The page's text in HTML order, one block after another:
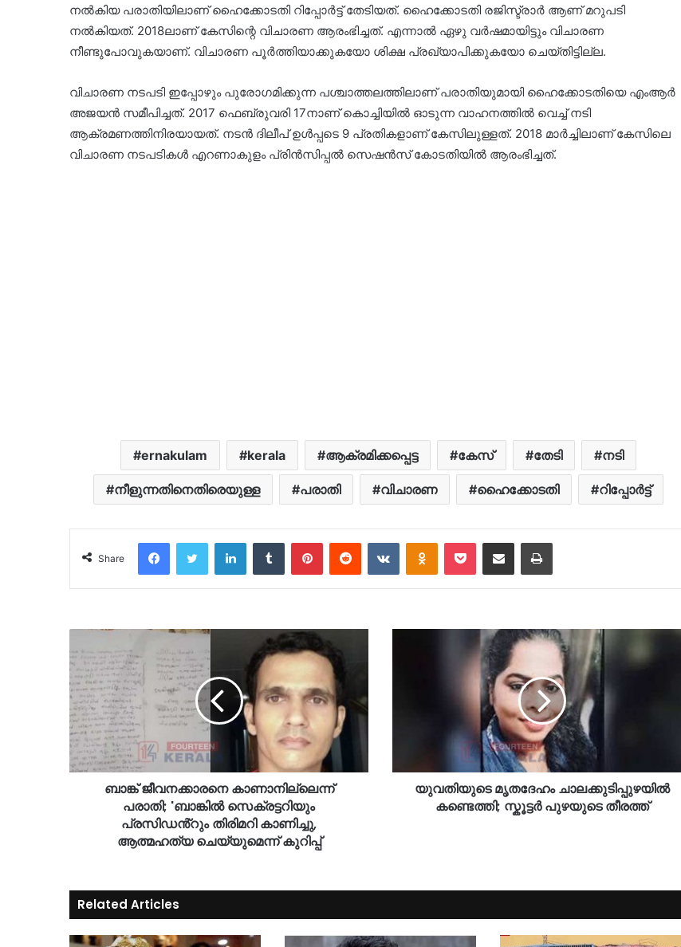
നൽകിയ പരാതിയിലാണ് ഹൈക്കോടതി റിപ്പോർ‌ട്ട് തേടിയത്. ഹൈക്കോടതി രജിസ്ട്രാർ ആണ് മറുപടി
നൽകിയത്. 2018ലാണ് കേസിന്റെ വിചാരണ ആരംഭിച്ചത്. എന്നാൽ ഏഴു വർഷമായിട്ടും വിചാരണ
നീണ്ടുപോവുകയാണ്. വിചാരണ പൂർത്തിയാക്കുകയോ ശിക്ഷ പ്രഖ്യാപിക്കുകയോ ചെയ്തിട്ടില്ല.
വിചാരണ നടപടി ഇപ്പോഴും പുരോ​ഗമിക്കുന്ന പശ്ചാത്തലത്തിലാണ് പരാതിയുമായി ഹൈക്കോടതിയെ എംആർ
അജയൻ സമീപിച്ചത്. 2017 ഫെബ്രുവരി 17നാണ് കൊച്ചിയിൽ ഓടുന്ന വാഹനത്തിൽ വെച്ച് നടി
ആക്രമണത്തിനിരയായത്. നടൻ ദിലീപ് ഉൾപ്പടെ 9 പ്രതികളാണ് കേസിലുള്ളത്. 2018 മാർച്ചിലാണ് കേസിലെ
വിചാരണ നടപടികൾ എറണാകുളം പ്രിൻസിപ്പൽ സെഷൻസ് കോടതിയിൽ ആരംഭിച്ചത്.
ernakulam kerala ആക്രമിക്കപ്പെട്ട കേസ് തേടി നടി
നീളുന്നതിനെതിരെയുള്ള പരാതി വിചാരണ ഹൈക്കോടതി റിപ്പോർട്ട്
Share
FacebookTwitter LinkedInTumblr PinterestReddit VKontakteOdnoklassniki
Pocket Share via Email Print
ബാങ്ക് ജീവനക്കാരനെ കാണാനില്ലെന്ന്
പരാതി; 'ബാങ്കിൽ സെക്രട്ടറിയും
പ്രസിഡൻ്റും തിരിമറി കാണിച്ചു,
ആത്മഹത്യ ചെയ്യുമെന്ന് കുറിപ്പ്
യുവതിയുടെ മൃതദേഹം ചാലക്കുടിപ്പുഴയിൽ
കണ്ടെത്തി; സ്കൂട്ടർ പുഴയുടെ തീരത്ത്
Related Articles